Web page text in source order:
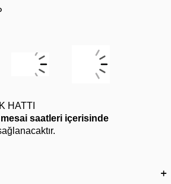
HATTI
saatleri içerisinde